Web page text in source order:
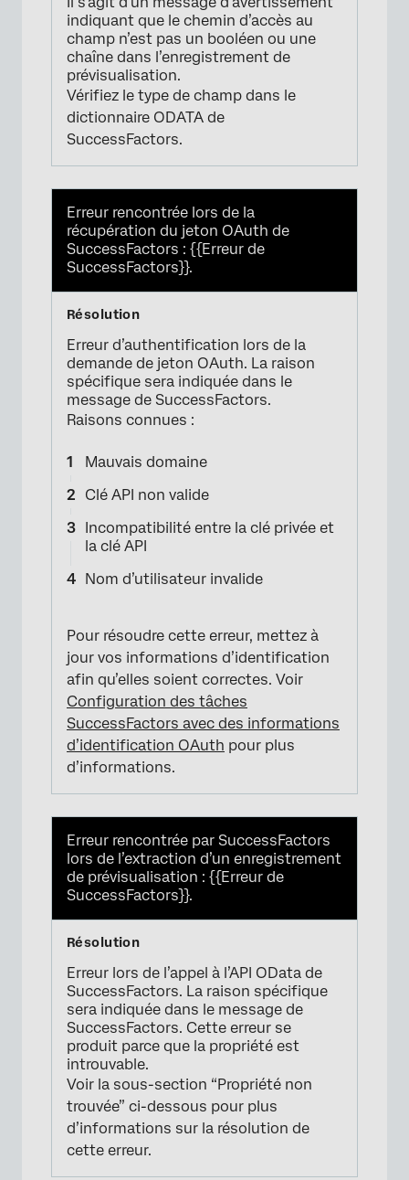
indiquant que le chemin d’accès au
champ n’est pas un booléen ou une
chaîne dans l’enregistrement de
prévisualisation.
Vérifiez le type de champ dans le
dictionnaire ODATA de
SuccessFactors.
Erreur rencontrée lors de la
récupération du jeton OAuth de
SuccessFactors : {{Erreur de
SuccessFactors}}.
Erreur d’authentification lors de la
demande de jeton OAuth. La raison
spécifique sera indiquée dans le
message de SuccessFactors.
Raisons connues :
Mauvais domaine
Clé API non valide
Incompatibilité entre la clé privée et
la clé API
Nom d’utilisateur invalide
Pour résoudre cette erreur, mettez à
jour vos informations d’identification
afin qu’elles soient correctes. Voir
Configuration des tâches
SuccessFactors avec des informations
d’identification OAuth pour plus
d’informations.
Erreur rencontrée par SuccessFactors
lors de l’extraction d’un enregistrement
de prévisualisation : {{Erreur de
SuccessFactors}}.
Erreur lors de l’appel à l’API OData de
SuccessFactors. La raison spécifique
sera indiquée dans le message de
SuccessFactors. Cette erreur se
produit parce que la propriété est
introuvable.
Voir la sous-section “Propriété non
trouvée” ci-dessous pour plus
d’informations sur la résolution de
cette erreur.